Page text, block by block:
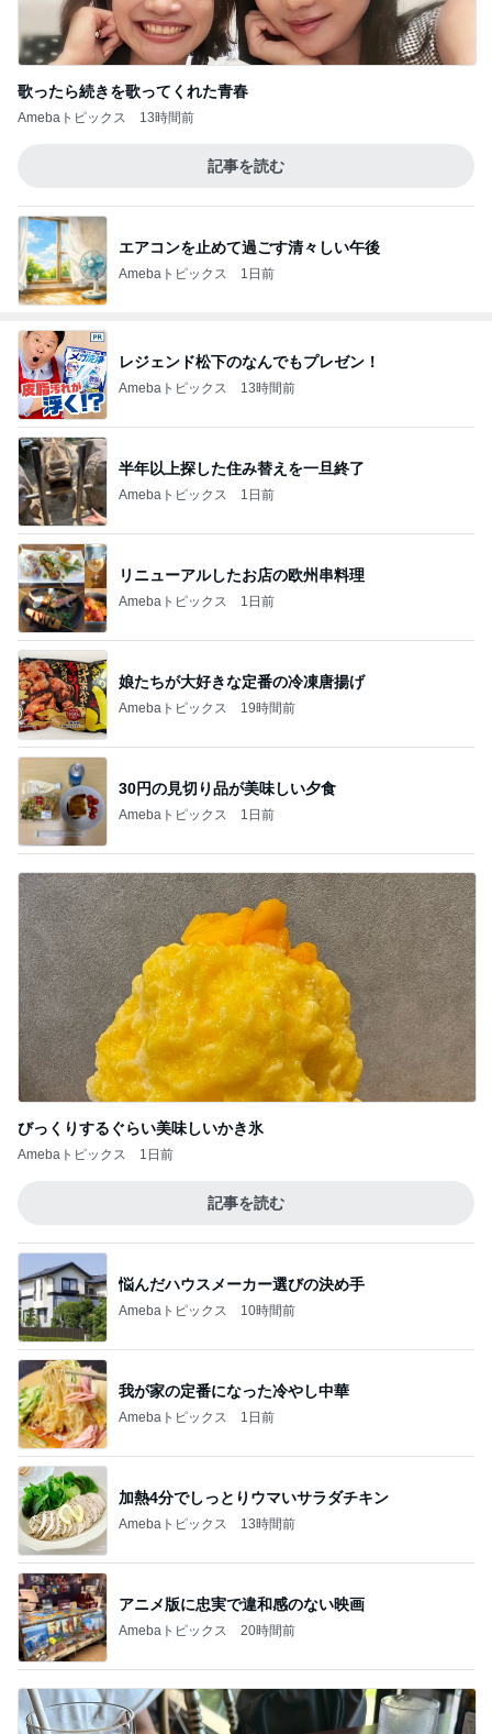
歌ったら続きを歌ってくれた青春
Amebaトピックス 13時間前
記事を読む
エアコンを止めて過ごす清々しい午後
Amebaトピックス 1日前
レジェンド松下のなんでもプレゼン！
Amebaトピックス 13時間前
半年以上探した住み替えを一旦終了
Amebaトピックス 1日前
リニューアルしたお店の欧州串料理
Amebaトピックス 1日前
娘たちが大好きな定番の冷凍唐揚げ
Amebaトピックス 19時間前
30円の見切り品が美味しい夕食
Amebaトピックス 1日前
びっくりするぐらい美味しいかき氷
Amebaトピックス 1日前
記事を読む
悩んだハウスメーカー選びの決め手
Amebaトピックス 10時間前
我が家の定番になった冷やし中華
Amebaトピックス 1日前
加熱4分でしっとりウマいサラダチキン
Amebaトピックス 13時間前
アニメ版に忠実で違和感のない映画
Amebaトピックス 20時間前